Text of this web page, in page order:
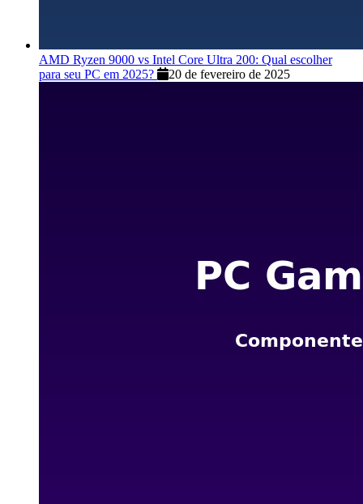
AMD Ryzen 9000 vs Intel Core Ultra 200: Qual escolher
para seu PC em 2025?
20 de fevereiro de 2025